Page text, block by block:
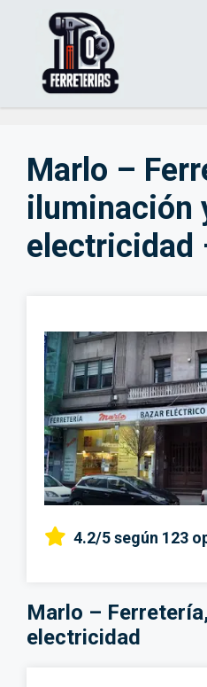
Marlo –
iluminación
electricidad
4.2/5según 123
Marlo –
electricidad